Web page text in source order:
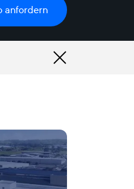
anfordern